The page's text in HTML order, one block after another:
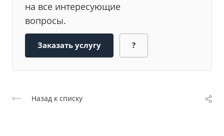
на все интересующие
вопросы.
Заказать услугу ?
Назад к списку